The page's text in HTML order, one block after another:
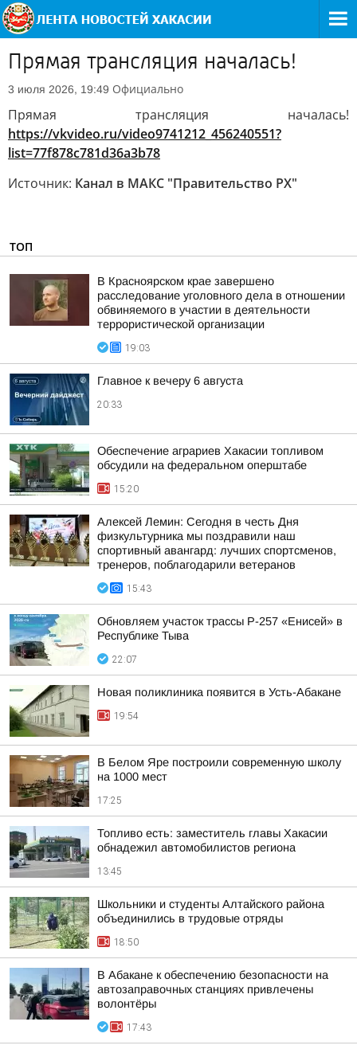
Прямая трансляция началась!
3 июля 2026, 19:49 Официально
Прямая трансляция началась!
https://vkvideo.ru/video9741212_456240551?
list=77f878c781d36a3b78
Источник: Канал в МАКС "Правительство РХ"
ТОП
В Красноярском крае завершено
расследование уголовного дела в отношении
обвиняемого в участии в деятельности
террористической организации
19:03
Главное к вечеру 6 августа
20:33
Обеспечение аграриев Хакасии топливом
обсудили на федеральном оперштабе
15:20
Алексей Лемин: Сегодня в честь Дня
физкультурника мы поздравили наш
спортивный авангард: лучших спортсменов,
тренеров, поблагодарили ветеранов
15:43
Обновляем участок трассы Р-257 «Енисей» в
Республике Тыва
22:07
Новая поликлиника появится в Усть-Абакане
19:54
В Белом Яре построили современную школу
на 1000 мест
17:25
Топливо есть: заместитель главы Хакасии
обнадежил автомобилистов региона
13:45
Школьники и студенты Алтайского района
объединились в трудовые отряды
18:50
В Абакане к обеспечению безопасности на
автозаправочных станциях привлечены
волонтёры
17:43